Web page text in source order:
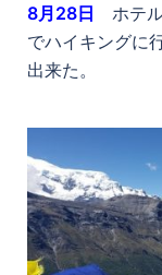
8月28日 ホテ
でハイキングに
出来た。